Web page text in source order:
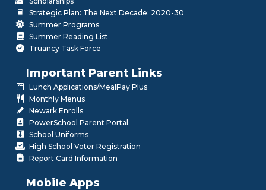
Strategic Plan: The Next Decade: 2020-30
Summer Programs
Summer Reading List
Truancy Task Force
Important Parent Links
Lunch Applications/MealPay Plus
Monthly Menus
Newark Enrolls
PowerSchool Parent Portal
School Uniforms
High School Voter Registration
Report Card Information
Mobile Apps